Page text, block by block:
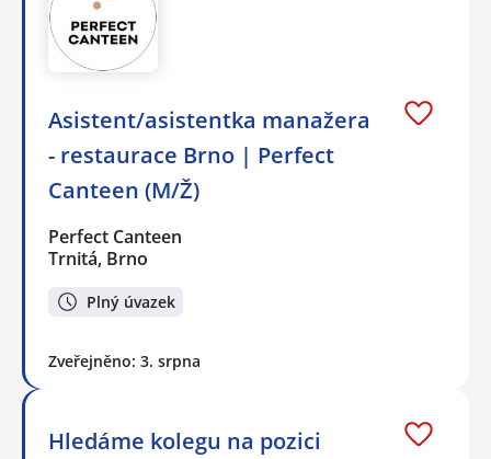
Asistent/asistentka manažera
- restaurace Brno | Perfect
Canteen (M/Ž)
Perfect Canteen
Trnitá, Brno
Plný úvazek
Zveřejněno: 3. srpna
Hledáme kolegu na pozici